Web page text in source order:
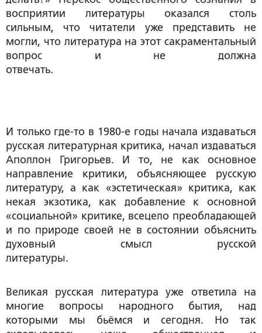
восприятии литературы оказался столь
сильным, что читатели уже представить не
могли, что литература на этот сакраментальный
вопрос и не должна
отвечать.
И только где-то в 1980-е годы начала издаваться
русская литературная критика, начал издаваться
Аполлон Григорьев. И то, не как основное
направление критики, объясняющее русскую
литературу, а как «эстетическая» критика, как
некая экзотика, как добавление к основной
«социальной» критике, всецело преобладающей
и по природе своей не в состоянии объяснить
духовный смысл русской
литературы.
Великая русская литература уже ответила на
многие вопросы народного бытия, над
которыми мы бьёмся и сегодня. Но так